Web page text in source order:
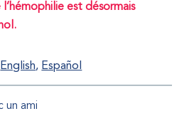
l’hémophilie est désormais
English Español
un ami